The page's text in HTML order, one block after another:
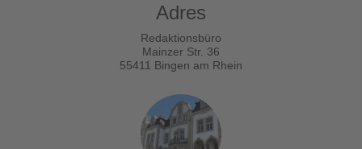
Adres
Redaktionsbüro
Mainzer Str. 36
55411 Bingen am Rhein